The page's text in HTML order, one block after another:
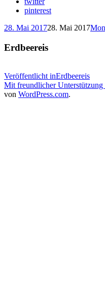
pinterest
28. Mai 201728. Mai 2017
Erdbeereis
Beitragsnavigation
Veröffentlicht inErdbeereis
Mit freundlicher Unterstützung
von WordPress.com.